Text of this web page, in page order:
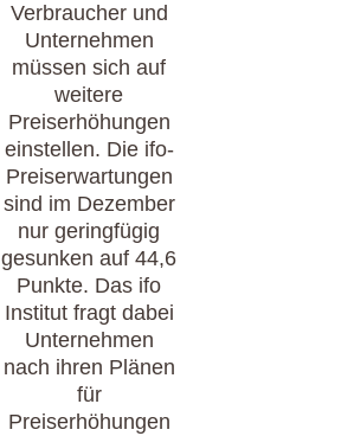
Verbraucher und
Unternehmen
müssen sich auf
weitere
Preiserhöhungen
einstellen. Die ifo-
Preiserwartungen
sind im Dezember
nur geringfügig
gesunken auf 44,6
Punkte. Das ifo
Institut fragt dabei
Unternehmen
nach ihren Plänen
für
Preiserhöhungen